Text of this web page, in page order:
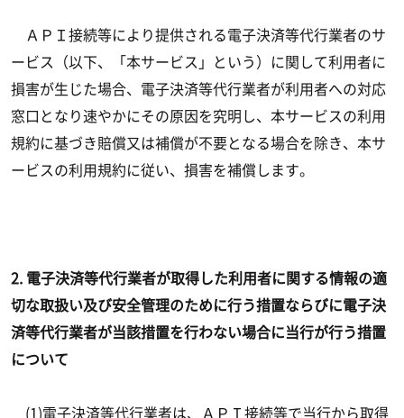
ＡＰＩ接続等により提供される電子決済等代行業者のサ
ービス（以下、「本サービス」という）に関して利用者に
損害が生じた場合、電子決済等代行業者が利用者への対応
窓口となり速やかにその原因を究明し、本サービスの利用
規約に基づき賠償又は補償が不要となる場合を除き、本サ
ービスの利用規約に従い、損害を補償します。
2. 電子決済等代行業者が取得した利用者に関する情報の適
切な取扱い及び安全管理のために行う措置ならびに電子決
済等代行業者が当該措置を行わない場合に当行が行う措置
について
(1)電子決済等代行業者は、ＡＰＩ接続等で当行から取得